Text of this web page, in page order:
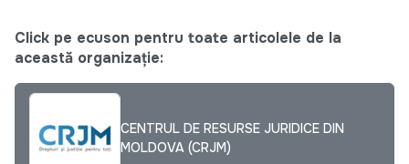
Click pe ecuson pentru toate articolele de la
această organizație:
CENTRUL DE RESURSE JURIDICE DIN
MOLDOVA (CRJM)